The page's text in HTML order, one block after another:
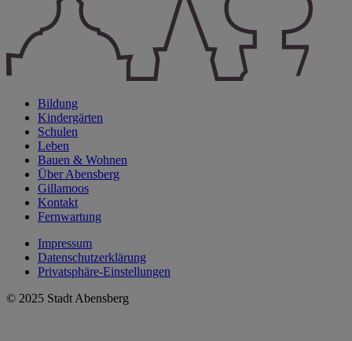
Bildung
Kindergärten
Schulen
Leben
Bauen & Wohnen
Über Abensberg
Gillamoos
Kontakt
Fernwartung
Impressum
Datenschutzerklärung
Privatsphäre-Einstellungen
© 2025 Stadt Abensberg